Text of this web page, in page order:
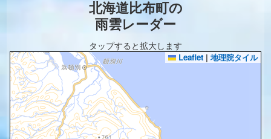
北海道比布町の
雨雲レーダー
タップすると拡大します
Leaflet | 地理院タイル